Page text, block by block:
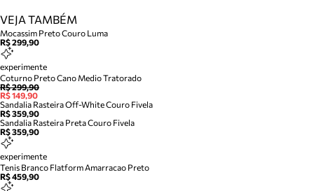
VEJA TAMBÉM
Mocassim Preto Couro Luma
R$ 299,90
experimente
Coturno Preto Cano Medio Tratorado
R$ 299,90
R$ 149,90
Sandalia Rasteira Off-White Couro Fivela
R$ 359,90
Sandalia Rasteira Preta Couro Fivela
R$ 359,90
experimente
Tenis Branco Flatform Amarracao Preto
R$ 459,90